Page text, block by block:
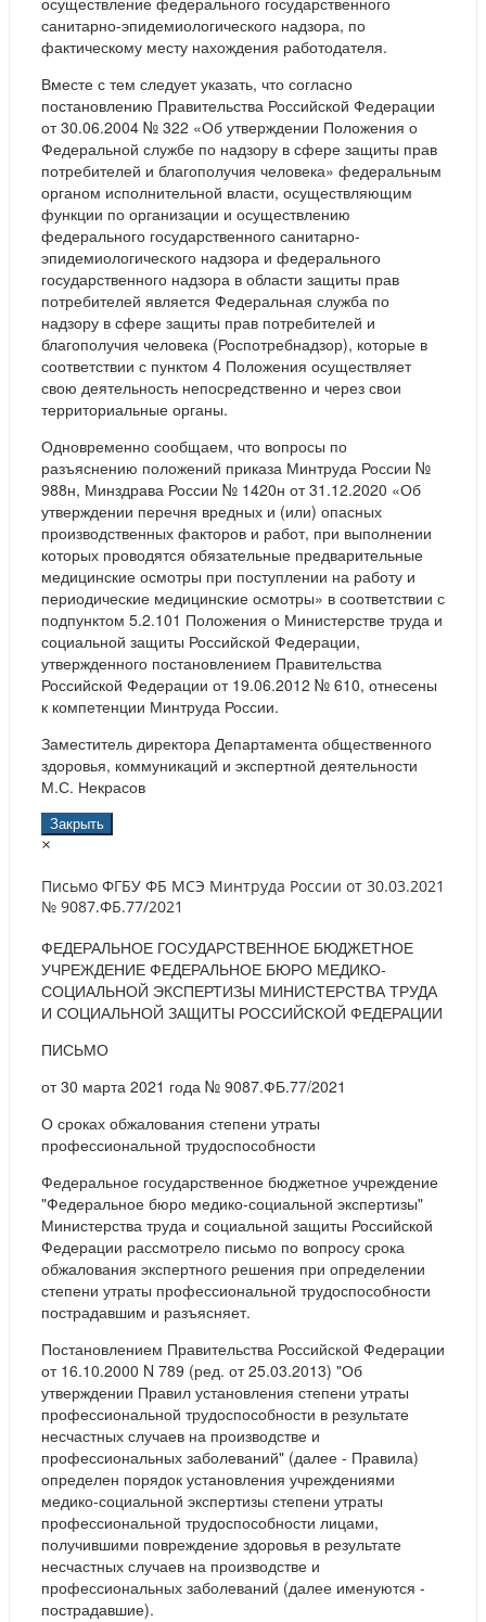
санитарно-эпидемиологического надзора, по
фактическому месту нахождения работодателя.
Вместе с тем следует указать, что согласно
постановлению Правительства Российской Федерации
от 30.06.2004 № 322 «Об утверждении Положения о
Федеральной службе по надзору в сфере защиты прав
потребителей и благополучия человека» федеральным
органом исполнительной власти, осуществляющим
функции по организации и осуществлению
федерального государственного санитарно-
эпидемиологического надзора и федерального
государственного надзора в области защиты прав
потребителей является Федеральная служба по
надзору в сфере защиты прав потребителей и
благополучия человека (Роспотребнадзор), которые в
соответствии с пунктом 4 Положения осуществляет
свою деятельность непосредственно и через свои
территориальные органы.
Одновременно сообщаем, что вопросы по
разъяснению положений приказа Минтруда России №
988н, Минздрава России № 1420н от 31.12.2020 «Об
утверждении перечня вредных и (или) опасных
производственных факторов и работ, при выполнении
которых проводятся обязательные предварительные
медицинские осмотры при поступлении на работу и
периодические медицинские осмотры» в соответствии с
подпунктом 5.2.101 Положения о Министерстве труда и
социальной защиты Российской Федерации,
утвержденного постановлением Правительства
Российской Федерации от 19.06.2012 № 610, отнесены
к компетенции Минтруда России.
Заместитель директора Департамента общественного
здоровья, коммуникаций и экспертной деятельности
М.С. Некрасов
Закрыть
×
Письмо ФГБУ ФБ МСЭ Минтруда России от 30.03.2021
№ 9087.ФБ.77/2021
ФЕДЕРАЛЬНОЕ ГОСУДАРСТВЕННОЕ БЮДЖЕТНОЕ
УЧРЕЖДЕНИЕ ФЕДЕРАЛЬНОЕ БЮРО МЕДИКО-
СОЦИАЛЬНОЙ ЭКСПЕРТИЗЫ МИНИСТЕРСТВА ТРУДА
И СОЦИАЛЬНОЙ ЗАЩИТЫ РОССИЙСКОЙ ФЕДЕРАЦИИ
ПИСЬМО
от 30 марта 2021 года № 9087.ФБ.77/2021
О сроках обжалования степени утраты
профессиональной трудоспособности
Федеральное государственное бюджетное учреждение
"Федеральное бюро медико-социальной экспертизы"
Министерства труда и социальной защиты Российской
Федерации рассмотрело письмо по вопросу срока
обжалования экспертного решения при определении
степени утраты профессиональной трудоспособности
пострадавшим и разъясняет.
Постановлением Правительства Российской Федерации
от 16.10.2000 N 789 (ред. от 25.03.2013) "Об
утверждении Правил установления степени утраты
профессиональной трудоспособности в результате
несчастных случаев на производстве и
профессиональных заболеваний" (далее - Правила)
определен порядок установления учреждениями
медико-социальной экспертизы степени утраты
профессиональной трудоспособности лицами,
получившими повреждение здоровья в результате
несчастных случаев на производстве и
профессиональных заболеваний (далее именуются -
пострадавшие).